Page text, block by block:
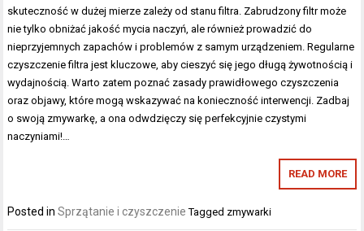
skuteczność w dużej mierze zależy od stanu filtra. Zabrudzony filtr może
nie tylko obniżać jakość mycia naczyń, ale również prowadzić do
nieprzyjemnych zapachów i problemów z samym urządzeniem. Regularne
czyszczenie filtra jest kluczowe, aby cieszyć się jego długą żywotnością i
wydajnością. Warto zatem poznać zasady prawidłowego czyszczenia
oraz objawy, które mogą wskazywać na konieczność interwencji. Zadbaj
o swoją zmywarkę, a ona odwdzięczy się perfekcyjnie czystymi
naczyniami!…
READ MORE
Posted inSprzątanie i czyszczenie Tagged zmywarki